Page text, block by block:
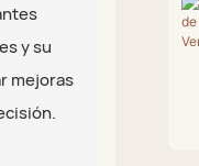
y su
mejoras